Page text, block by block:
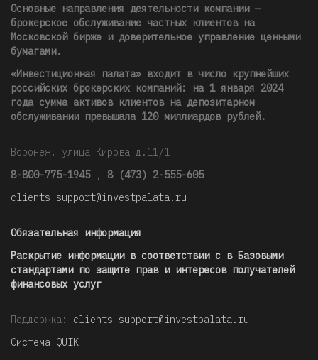
Основные направления деятельности компании —
брокерское обслуживание частных клиентов на
Московской бирже и доверительное управление ценными
бумагами.
«Инвестиционная палата» входит в число крупнейших
российских брокерских компаний: на 1 января 2024
года сумма активов клиентов на депозитарном
обслуживании превышала 120 миллиардов рублей.
Воронеж, улица Кирова д.11/1
8-800-775-1945 , 8 (473) 2-555-605
clients_support@investpalata.ru
Обязательная информация
Раскрытие информации в соответствии с в Базовыми
стандартами по защите прав и интересов получателей
финансовых услуг
Поддержка: clients_support@investpalata.ru
Система QUIK